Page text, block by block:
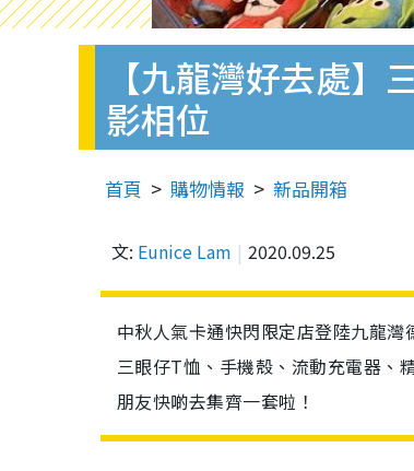
【九龍灣好去處
影相位
首頁 購物情報 新品開箱
文: Eunice Lam 2020.09.25
中秋人氣卡通快閃限定店登陸九龍
三眼仔T恤、手機殼、流動充電器、
朋友快啲去集齊一套啦！